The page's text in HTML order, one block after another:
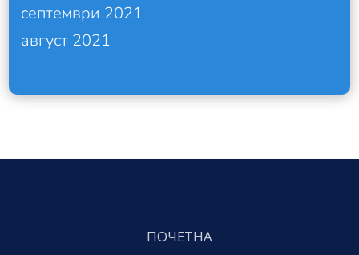
септември 2021
август 2021
ПОЧЕТНА